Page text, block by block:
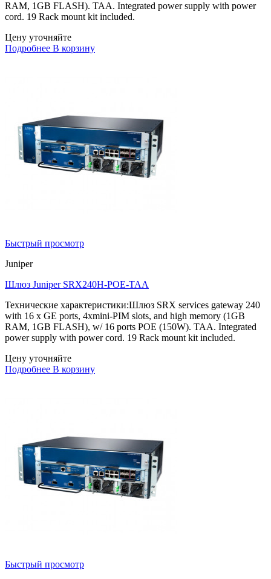
RAM, 1GB FLASH). TAA. Integrated power supply with power
cord. 19 Rack mount kit included.
Цену уточняйте
Подробнее В корзину
Быстрый просмотр
Juniper
Шлюз Juniper SRX240H-POE-TAA
Технические характеристики:Шлюз SRX services gateway 240
with 16 x GE ports, 4xmini-PIM slots, and high memory (1GB
RAM, 1GB FLASH), w/ 16 ports POE (150W). TAA. Integrated
power supply with power cord. 19 Rack mount kit included.
Цену уточняйте
Подробнее В корзину
Быстрый просмотр